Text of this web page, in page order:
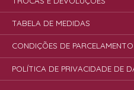
TABELA DE MEDIDAS
CONDIÇÕES DE PARCELAMENTO
POLÍTICA DE PRIVACIDADE DE